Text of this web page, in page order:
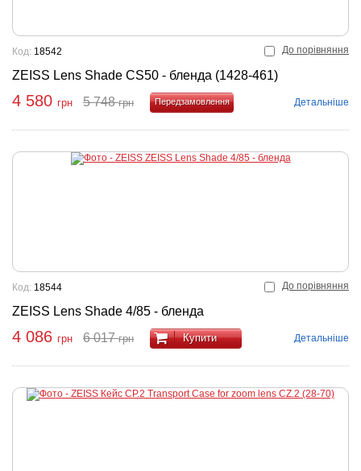
До порівняння
ZEISS Lens Shade CS50 - бленда (1428-461)
Код: 18542
4 580 грн 5 748грн
Детальніше
До порівняння
ZEISS Lens Shade 4/85 - бленда
Код: 18544
4 086 грн 6 017грн Купити Детальніше